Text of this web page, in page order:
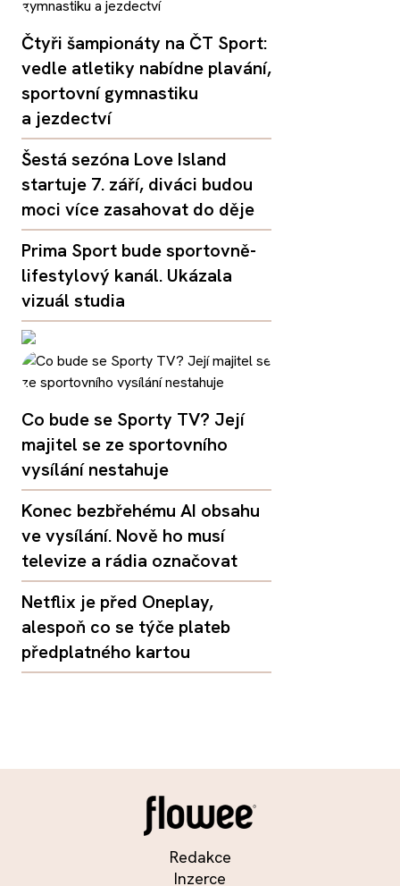
Čtyři šampionáty na ČT Sport:
vedle atletiky nabídne plavání,
sportovní gymnastiku
a jezdectví
Šestá sezóna Love Island
startuje 7. září, diváci budou
moci více zasahovat do děje
Prima Sport bude sportovně-
lifestylový kanál. Ukázala
vizuál studia
Co bude se Sporty TV? Její
majitel se ze sportovního
vysílání nestahuje
Konec bezbřehému AI obsahu
ve vysílání. Nově ho musí
televize a rádia označovat
Netflix je před Oneplay,
alespoň co se týče plateb
předplatného kartou
Redakce
Inzerce